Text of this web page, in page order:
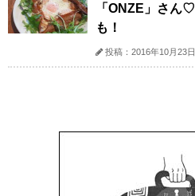
「ONZE」さん
も！
投稿：2016年10月23日